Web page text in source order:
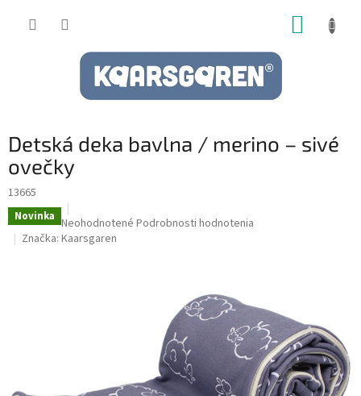
Detská deka bavlna / merino – sivé
ovečky
13665
Novinka Priemerné
hodnotenie
Neohodnotené Podrobnosti hodnotenia
Značka: Kaarsgaren